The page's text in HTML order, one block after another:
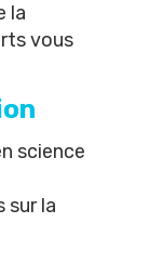
la
vous
science
sur la